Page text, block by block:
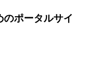
ポータルサイ